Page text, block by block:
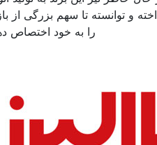
توانسته تا سهم بزرگی از بازار
را به خود اختصاص دهد.